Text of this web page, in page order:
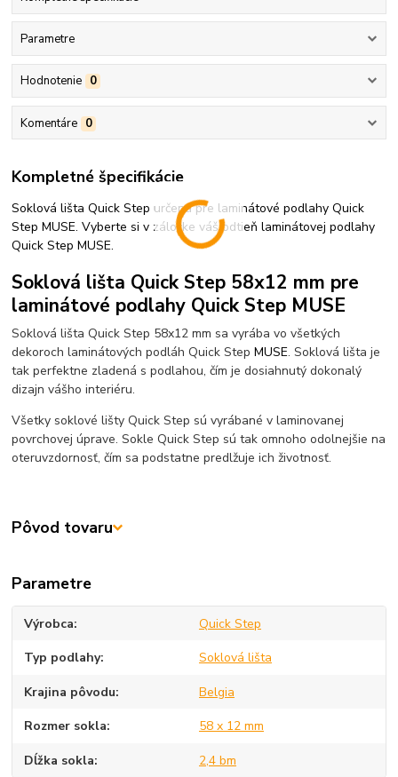
Parametre
Hodnotenie 0
Komentáre 0
Kompletné špecifikácie
Soklová lišta Quick Step určená pre laminátové podlahy Quick
Step MUSE. Vyberte si v záložke váš odtieň laminátovej podlahy
Quick Step MUSE.
Soklová lišta Quick Step 58x12 mm pre
laminátové podlahy Quick Step MUSE
Soklová lišta Quick Step 58x12 mm sa vyrába vo všetkých
dekoroch laminátových podláh Quick StepMUSE. Soklová lišta je
tak perfektne zladená s podlahou, čím je dosiahnutý dokonalý
dizajn vášho interiéru.
Všetky soklové lišty Quick Step sú vyrábané v laminovanej
povrchovej úprave. Sokle Quick Step sú tak omnoho odolnejšie na
oteruvzdornosť, čím sa podstatne predlžuje ich životnosť.
Pôvod tovaru
Parametre
Výrobca Quick Step
Typ podlahy Soklová lišta
Krajina pôvodu Belgia
Rozmer sokla 58 x 12 mm
Dĺžka sokla 2,4 bm